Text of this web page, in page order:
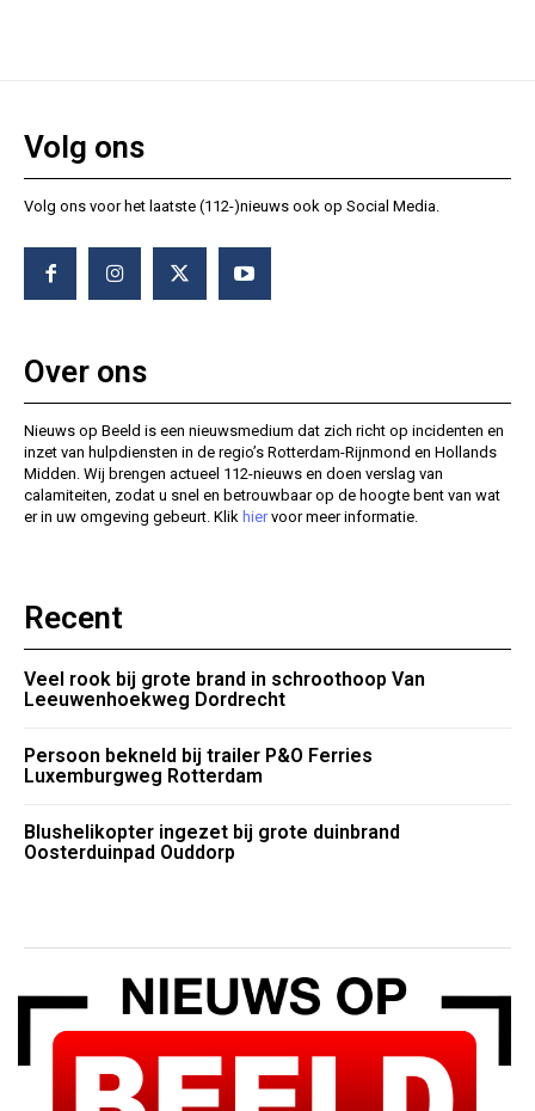
Volg ons
Volg ons voor het laatste (112-)nieuws ook op Social Media.
Over ons
Nieuws op Beeld is een nieuwsmedium dat zich richt op incidenten en
inzet van hulpdiensten in de regio’s Rotterdam-Rijnmond en Hollands
Midden. Wij brengen actueel 112-nieuws en doen verslag van
calamiteiten, zodat u snel en betrouwbaar op de hoogte bent van wat
er in uw omgeving gebeurt. Klik hiervoor meer informatie.
Recent
Veel rook bij grote brand in schroothoop Van
Leeuwenhoekweg Dordrecht
Persoon bekneld bij trailer P&O Ferries
Luxemburgweg Rotterdam
Blushelikopter ingezet bij grote duinbrand
Oosterduinpad Ouddorp